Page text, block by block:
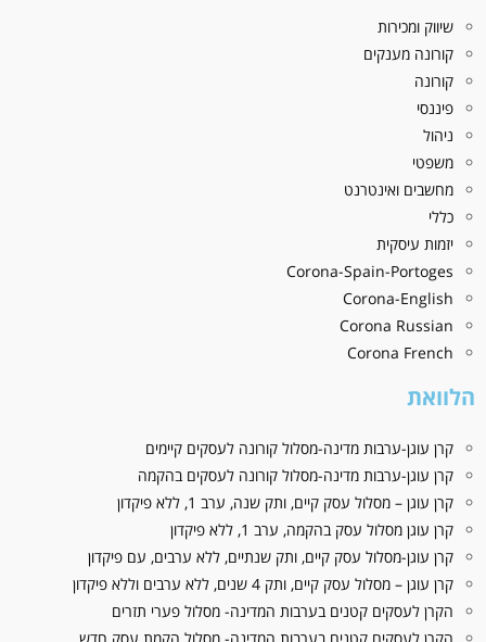
שיווק ומכירות
קורונה מענקים
קורונה
פיננסי
ניהול
משפטי
מחשבים ואינטרנט
כללי
יזמות עיסקית
Corona-Spain-Portoges
Corona-English
Corona Russian
Corona French
הלוואת
קרן עוגן-ערבות מדינה-מסלול קורונה לעסקים קיימים
קרן עוגן-ערבות מדינה-מסלול קורונה לעסקים בהקמה
קרן עוגן – מסלול עסק קיים, ותק שנה, ערב 1, ללא פיקדון
קרן עוגן מסלול עסק בהקמה, ערב 1, ללא פיקדון
קרן עוגן-מסלול עסק קיים, ותק שנתיים, ללא ערבים, עם פיקדון
קרן עוגן – מסלול עסק קיים, ותק 4 שנים, ללא ערבים וללא פיקדון
הקרן לעסקים קטנים בערבות המדינה- מסלול פערי תזרים